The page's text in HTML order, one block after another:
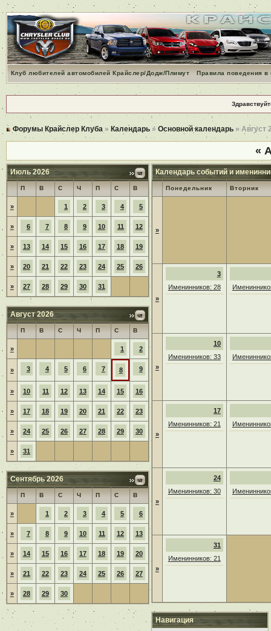
Клуб любителей автомобилей Крайслер/Додж/Плимут Правила поведения
Форумы Крайслер Клуба » Календарь» Основной календарь» Август
«
Июль 2026
П В С Ч П С В
» 1 2 3 4 5
» 6 7 8 9 10 11 12
» 13 14 15 16 17 18 19
» 20 21 22 23 24 25 26
» 27 28 29 30 31
Август 2026
П В С Ч П С В
» 1 2
» 3 4 5 6 7 8 9
» 10 11 12 13 14 15 16
» 17 18 19 20 21 22 23
» 24 25 26 27 28 29 30
» 31
Сентябрь 2026
П В С Ч П С В
» 1 2 3 4 5 6
» 7 8 9 10 11 12 13
» 14 15 16 17 18 19 20
» 21 22 23 24 25 26 27
» 28 29 30
Календарь событий и
Понедельник Вторник
»
»
3
Именинников: 28
»
10
Именинников: 33
»
17
Именинников: 21
»
24
Именинников: 30
»
31
Именинников: 21
Навигация